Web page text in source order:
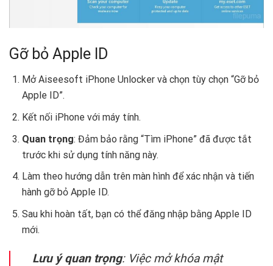
Gỡ bỏ Apple ID
Mở Aiseesoft iPhone Unlocker và chọn tùy chọn “Gỡ bỏ
Apple ID”.
Kết nối iPhone với máy tính.
Quan trọng: Đảm bảo rằng “Tìm iPhone” đã được tắt
trước khi sử dụng tính năng này.
Làm theo hướng dẫn trên màn hình để xác nhận và tiến
hành gỡ bỏ Apple ID.
Sau khi hoàn tất, bạn có thể đăng nhập bằng Apple ID
mới.
Lưu ý quan trọng: Việc mở khóa mật